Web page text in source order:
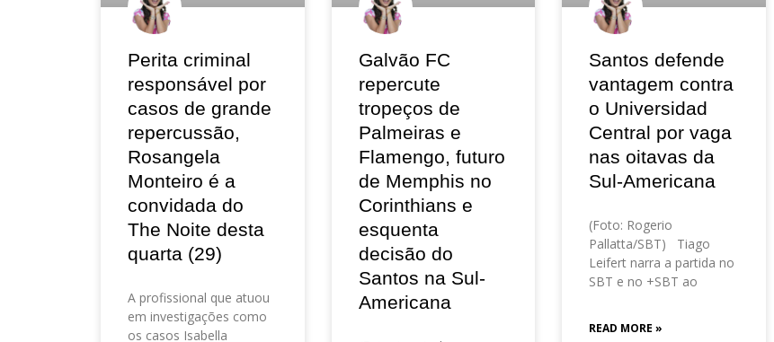
Perita criminal
responsável por
casos de grande
repercussão,
Rosangela
Monteiro é a
convidada do
The Noite desta
quarta (29)
A profissional que atuou
em investigações como
os casos Isabella
Galvão FC
repercute
tropeços de
Palmeiras e
Flamengo, futuro
de Memphis no
Corinthians e
esquenta
decisão do
Santos na Sul-
Americana
Santos defende
vantagem contra
o Universidad
Central por vaga
nas oitavas da
Sul-Americana
(Foto: Rogerio
Pallatta/SBT) Tiago
Leifert narra a partida no
SBT e no +SBT ao
READ MORE »